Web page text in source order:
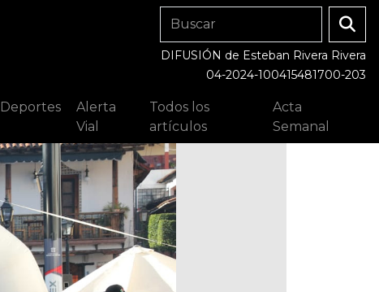
DIFUSIÓN de Esteban Rivera Rivera
04-2024-100415481700-203
Deportes
Alerta
Vial
Todos los
artículos
Acta
Semanal